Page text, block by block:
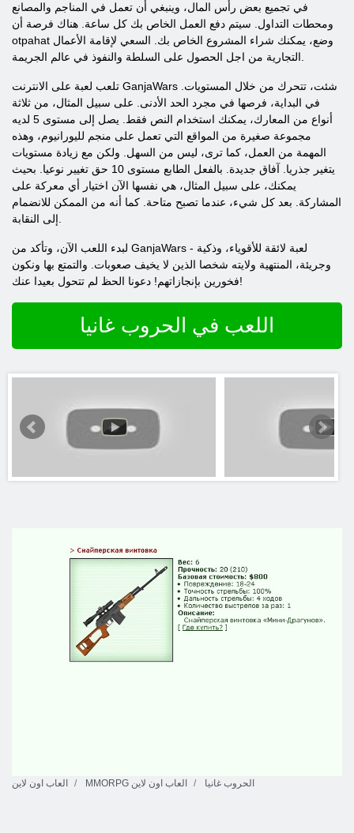
في تجميع بعض رأس المال، وينبغي أن تعمل في المناجم والمصانع
ومحطات التداول. سيتم دفع العمل الخاص بك كل ساعة. هناك فرصة أن
otpahat وضع، يمكنك شراء المشروع الخاص بك. السعي لإقامة الأعمال
تلعب لعبة على الانترنت GanjaWars شئت، تتحرك من خلال المستويات.
في البداية، فرصها في مجرد الحد الأدنى. على سبيل المثال، من ثلاثة
أنواع من المعارك، يمكنك استخدام النص فقط. يصل إلى مستوى 5 لديه
مجموعة صغيرة من المواقع التي تعمل على منجم لليورانيوم، وهذه
المهمة من العمل، كما ترى، ليس من السهل. ولكن مع زيادة مستويات
يتغير جذريا. آفاق جديدة. بالفعل الطابع مستوى 10 حق تغيير نوعيا. بحيث
يمكنك، على سبيل المثال، هي نفسها الآن اختيار أي معركة على
المشاركة. بعد كل شيء، عندما تصبح متاحة. كما أنه من الممكن للانضمام
لبدء اللعب الآن، وتأكد من GanjaWars - لعبة لائقة للأقوياء، وذكية
وجريئة، المنتهية ولايته شخصا الذين لا يخيف صعوبات. والتمتع بها ونكون
فخورين بإنجازاتهم! دعونا الحظ لم تتحول بعيدا عنك!
اللعب في الحروب غانيا
العاب اون لاين MMORPG العاب اون لاين الحروب غانيا